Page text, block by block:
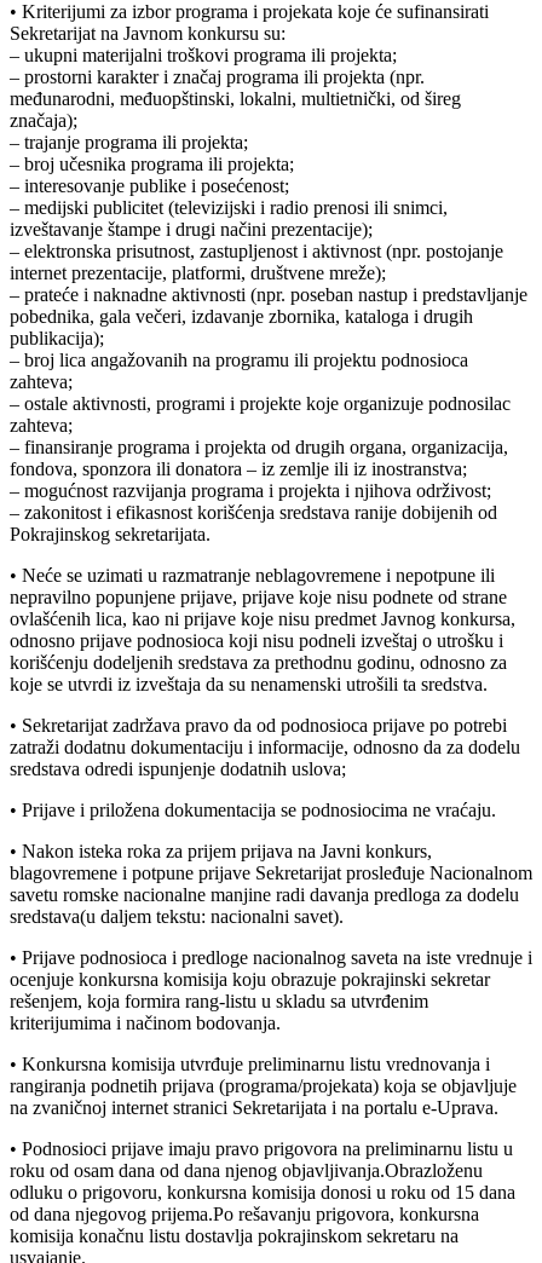
• Kriterijumi za izbor programa i projekata koje će sufinansirati
Sekretarijat na Javnom konkursu su:
– ukupni materijalni troškovi programa ili projekta;
– prostorni karakter i značaj programa ili projekta (npr.
međunarodni, međuopštinski, lokalni, multietnički, od šireg
značaja);
– trajanje programa ili projekta;
– broj učesnika programa ili projekta;
– interesovanje publike i posećenost;
– medijski publicitet (televizijski i radio prenosi ili snimci,
izveštavanje štampe i drugi načini prezentacije);
– elektronska prisutnost, zastupljenost i aktivnost (npr. postojanje
internet prezentacije, platformi, društvene mreže);
– prateće i naknadne aktivnosti (npr. poseban nastup i predstavljanje
pobednika, gala večeri, izdavanje zbornika, kataloga i drugih
publikacija);
– broj lica angažovanih na programu ili projektu podnosioca
zahteva;
– ostale aktivnosti, programi i projekte koje organizuje podnosilac
zahteva;
– finansiranje programa i projekta od drugih organa, organizacija,
fondova, sponzora ili donatora – iz zemlje ili iz inostranstva;
– mogućnost razvijanja programa i projekta i njihova održivost;
– zakonitost i efikasnost korišćenja sredstava ranije dobijenih od
Pokrajinskog sekretarijata.
• Neće se uzimati u razmatranje neblagovremene i nepotpune ili
nepravilno popunjene prijave, prijave koje nisu podnete od strane
ovlašćenih lica, kao ni prijave koje nisu predmet Javnog konkursa,
odnosno prijave podnosioca koji nisu podneli izveštaj o utrošku i
korišćenju dodeljenih sredstava za prethodnu godinu, odnosno za
koje se utvrdi iz izveštaja da su nenamenski utrošili ta sredstva.
• Sekretarijat zadržava pravo da od podnosioca prijave po potrebi
zatraži dodatnu dokumentaciju i informacije, odnosno da za dodelu
sredstava odredi ispunjenje dodatnih uslova;
• Prijave i priložena dokumentacija se podnosiocima ne vraćaju.
• Nakon isteka roka za prijem prijava na Javni konkurs,
blagovremene i potpune prijave Sekretarijat prosleđuje Nacionalnom
savetu romske nacionalne manjine radi davanja predloga za dodelu
sredstava(u daljem tekstu: nacionalni savet).
• Prijave podnosioca i predloge nacionalnog saveta na iste vrednuje i
ocenjuje konkursna komisija koju obrazuje pokrajinski sekretar
rešenjem, koja formira rang-listu u skladu sa utvrđenim
kriterijumima i načinom bodovanja.
• Konkursna komisija utvrđuje preliminarnu listu vrednovanja i
rangiranja podnetih prijava (programa/projekata) koja se objavljuje
na zvaničnoj internet stranici Sekretarijata i na portalu e-Uprava.
• Podnosioci prijave imaju pravo prigovora na preliminarnu listu u
roku od osam dana od dana njenog objavljivanja.Obrazloženu
odluku o prigovoru, konkursna komisija donosi u roku od 15 dana
od dana njegovog prijema.Po rešavanju prigovora, konkursna
komisija konačnu listu dostavlja pokrajinskom sekretaru na
usvajanje.